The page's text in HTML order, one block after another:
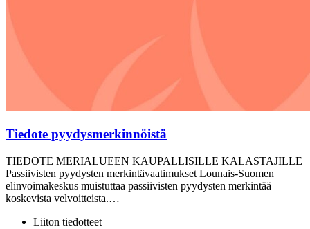
Tiedote pyydysmerkinnöistä
TIEDOTE MERIALUEEN KAUPALLISILLE KALASTAJILLE
Passiivisten pyydysten merkintävaatimukset Lounais-Suomen
elinvoimakeskus muistuttaa passiivisten pyydysten merkintää
koskevista velvoitteista.…
Liiton tiedotteet